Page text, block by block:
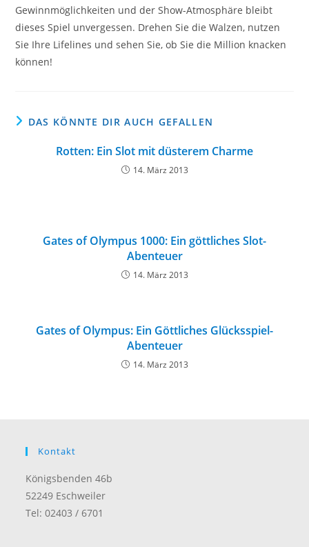
Gewinnmöglichkeiten und der Show-Atmosphäre bleibt
dieses Spiel unvergessen. Drehen Sie die Walzen, nutzen
Sie Ihre Lifelines und sehen Sie, ob Sie die Million knacken
können!
DAS KÖNNTE DIR AUCH GEFALLEN
Rotten: Ein Slot mit düsterem Charme
14. März 2013
Gates of Olympus 1000: Ein göttliches Slot-
Abenteuer
14. März 2013
Gates of Olympus: Ein Göttliches Glücksspiel-
Abenteuer
14. März 2013
Kontakt
Königsbenden 46b
52249 Eschweiler
Tel: 02403 / 6701